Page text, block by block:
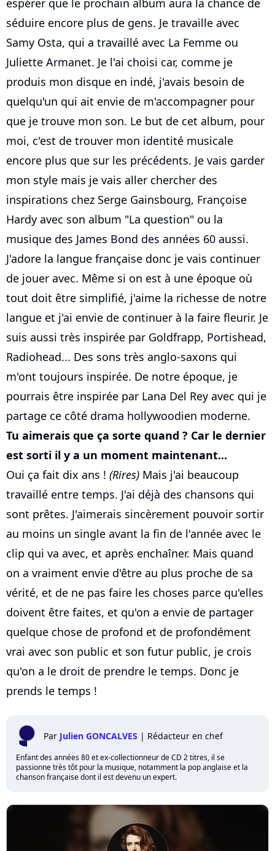
espérer que le prochain album aura la chance de
séduire encore plus de gens. Je travaille avec
Samy Osta, qui a travaillé avec La Femme ou
Juliette Armanet. Je l'ai choisi car, comme je
produis mon disque en indé, j'avais besoin de
quelqu'un qui ait envie de m'accompagner pour
que je trouve mon son. Le but de cet album, pour
moi, c'est de trouver mon identité musicale
encore plus que sur les précédents. Je vais garder
mon style mais je vais aller chercher des
inspirations chez Serge Gainsbourg, Françoise
Hardy avec son album "La question" ou la
musique des James Bond des années 60 aussi.
J'adore la langue française donc je vais continuer
de jouer avec. Même si on est à une époque où
tout doit être simplifié, j'aime la richesse de notre
langue et j'ai envie de continuer à la faire fleurir. Je
suis aussi très inspirée par Goldfrapp, Portishead,
Radiohead... Des sons très anglo-saxons qui
m'ont toujours inspirée. De notre époque, je
pourrais être inspirée par Lana Del Rey avec qui je
partage ce côté drama hollywoodien moderne.
Tu aimerais que ça sorte quand ? Car le dernier
est sorti il y a un moment maintenant...
Oui ça fait dix ans ! (Rires) Mais j'ai beaucoup
travaillé entre temps. J'ai déjà des chansons qui
sont prêtes. J'aimerais sincèrement pouvoir sortir
au moins un single avant la fin de l'année avec le
clip qui va avec, et après enchaîner. Mais quand
on a vraiment envie d'être au plus proche de sa
vérité, et de ne pas faire les choses parce qu'elles
doivent être faites, et qu'on a envie de partager
quelque chose de profond et de profondément
vrai avec son public et son futur public, je crois
qu'on a le droit de prendre le temps. Donc je
prends le temps !
Par Julien GONCALVES | Rédacteur en chef
Enfant des années 80 et ex-collectionneur de CD 2 titres, il se
passionne très tôt pour la musique, notamment la pop anglaise et la
chanson française dont il est devenu un expert.